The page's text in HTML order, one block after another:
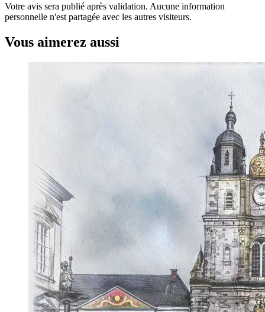
Votre avis sera publié après validation. Aucune information
personnelle n'est partagée avec les autres visiteurs.
Vous aimerez aussi